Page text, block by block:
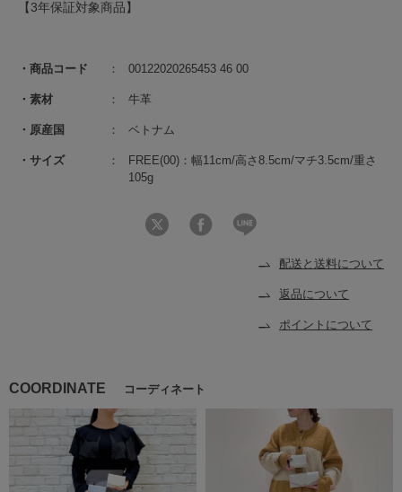
商品コード 00122020265453 46 00
素材 牛革
原産国 ベトナム
サイズ
FREE(00)：幅11cm/高さ8.5cm/マチ3.5cm/重さ
105g
配送と送料について
返品について
ポイントについて
COORDINATE コーディネート
【3年保証対象商品】